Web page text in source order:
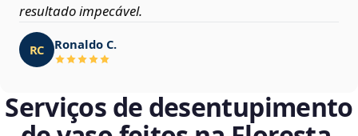
resultado impecável.
RC Ronaldo C.
Serviços de desentupimento